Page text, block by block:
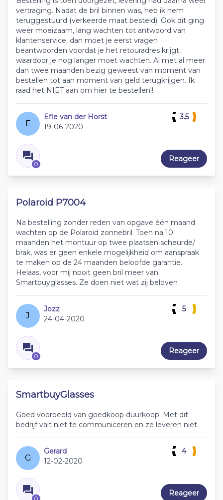
vertraging. Nadat de bril binnen was, heb ik hem
teruggestuurd (verkeerde maat besteld). Ook dit ging
weer moeizaam, lang wachten tot antwoord van
klantenservice, dan moet je eerst vragen
beantwoorden voordat je het retouradres krijgt,
waardoor je nog langer moet wachten. Al met al meer
dan twee maanden bezig geweest van moment van
bestellen tot aan moment van geld terugkrijgen. Ik
raad het NIET aan om hier te bestellen!!
E
Efie van der Horst
19-06-2020
0
3.5
Reageer
Polaroid P7004
Na bestelling zonder reden van opgave één maand
wachten op de Polaroid zonnebril. Toen na 10
maanden het montuur op twee plaatsen scheurde/
brak, was er geen enkele mogelijkheid om aanspraak
te maken op de 24 maanden beloofde garantie.
Helaas, voor mij nooit geen bril meer van
Smartbuyglasses. Ze doen niet wat zij beloven
J
Jozz
24-04-2020
0
5
Reageer
SmartbuyGlasses
Goed voorbeeld van goedkoop duurkoop. Met dit
bedrijf valt niet te communiceren en ze leveren niet.
G
Gerard
12-02-2020
0
4
Reageer